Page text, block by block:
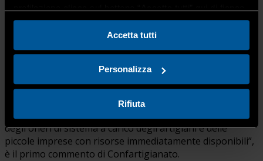
Accetta tutti
Personalizza
Rifiuta
Il commento di Confartigianato
Confartigianato ha espresso apprezzamento
carico di artigiani e piccole impresecon risorse
immediatamente disponibili.
“Apprezziamo l’impegno del Governo per la riduzione
degli oneri di sistema a carico degli artigiani e delle
piccole imprese con risorse immediatamente disponibili”,
è il primo commento di Confartigianato.